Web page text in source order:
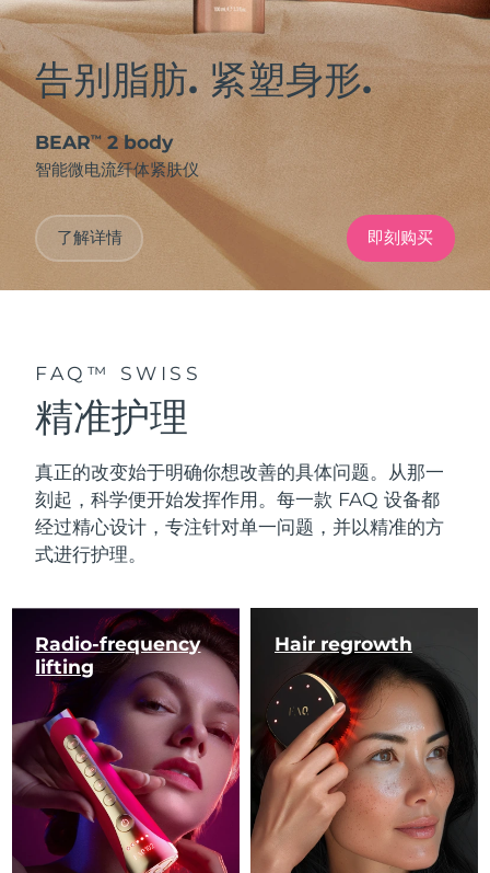
告别脂肪. 紧塑身形.
BEAR™ 2 body
智能微电流纤体紧肤仪
了解详情 即刻购买
FAQ™ SWISS
精准护理
真正的改变始于明确你想改善的具体问题。从那一
刻起，科学便开始发挥作用。每一款 FAQ 设备都
经过精心设计，专注针对单一问题，并以精准的方
式进行护理。
Radio-frequency
lifting
Hair regrowth